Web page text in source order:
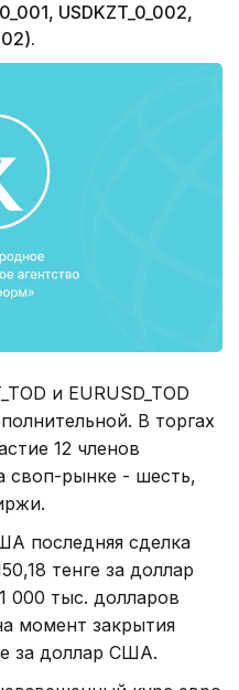
USDKZT_0_002,
и EURUSD_TOD
В торгах
12 членов
своп-рынке - шесть,
последняя сделка
тенге за доллар
000 тыс. долларов
момент закрытия
за доллар США.